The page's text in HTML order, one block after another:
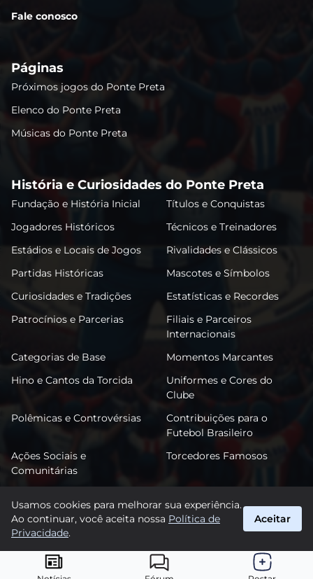
Fale conosco
Páginas
Próximos jogos do Ponte Preta
Elenco do Ponte Preta
Músicas do Ponte Preta
História e Curiosidades do Ponte Preta
Fundação e História Inicial
Títulos e Conquistas
Jogadores Históricos
Técnicos e Treinadores
Estádios e Locais de Jogos
Rivalidades e Clássicos
Partidas Históricas
Mascotes e Símbolos
Curiosidades e Tradições
Estatísticas e Recordes
Patrocínios e Parcerias
Filiais e Parceiros
Internacionais
Categorias de Base
Momentos Marcantes
Hino e Cantos da Torcida
Uniformes e Cores do
Clube
Polêmicas e Controvérsias
Contribuições para o
Futebol Brasileiro
Ações Sociais e
Comunitárias
Torcedores Famosos
FutPonte
© 2026 FutPonte. Todos os direitos reservados.
Usamos cookies para melhorar sua experiência.
Ao continuar, você aceita nossa Política de
Privacidade.
Aceitar